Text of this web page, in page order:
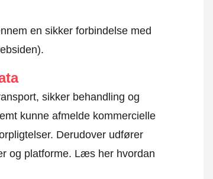
en sikker forbindelse med
sikker behandling og
kunne afmelde kommercielle
Derudover udfører
og platforme. Læs her hvordan